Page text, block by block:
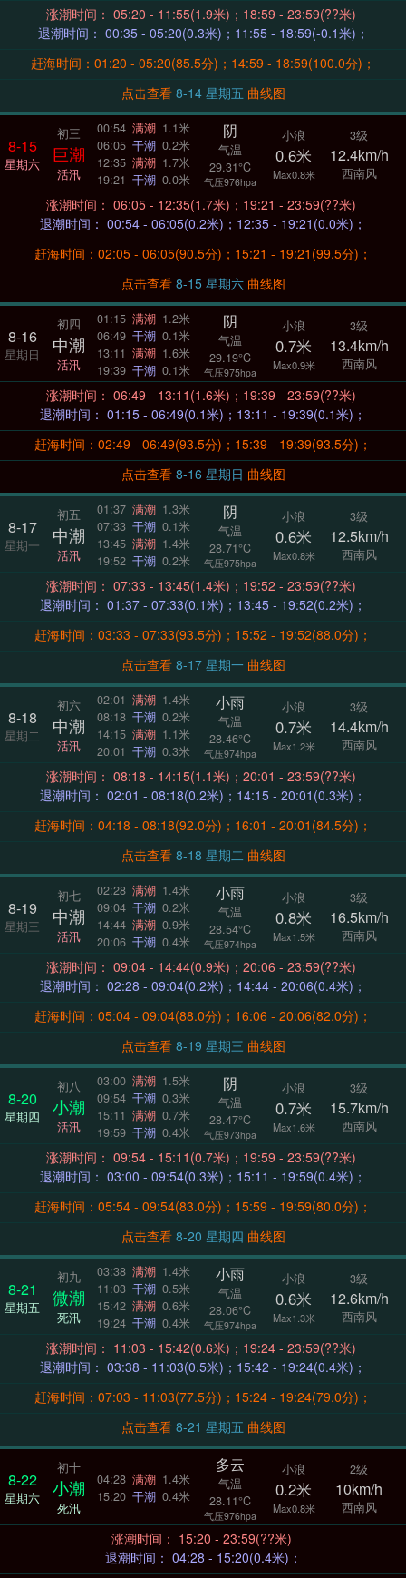
涨潮时间： 05:20 - 11:55(1.9米)；18:59 - 23:59(??米)
退潮时间： 00:35 - 05:20(0.3米)；11:55 - 18:59(-0.1米)；
赶海时间：01:20 - 05:20(85.5分)；14:59 - 18:59(100.0分)；
点击查看
8-14 星期五 曲线图
8-15
星期六
初三
巨潮
活汛
00:54 满潮 1.1米
06:05 干潮 0.2米
12:35 满潮 1.7米
19:21 干潮 0.0米
阴
气温
29.31°C
气压976hpa
小浪
0.6米
Max0.8米
3级
12.4km/h
西南风
涨潮时间： 06:05 - 12:35(1.7米)；19:21 - 23:59(??米)
退潮时间： 00:54 - 06:05(0.2米)；12:35 - 19:21(0.0米)；
赶海时间：02:05 - 06:05(90.5分)；15:21 - 19:21(99.5分)；
点击查看
8-15 星期六 曲线图
8-16
星期日
初四
中潮
活汛
01:15 满潮 1.2米
06:49 干潮 0.1米
13:11 满潮 1.6米
19:39 干潮 0.1米
阴
气温
29.19°C
气压975hpa
小浪
0.7米
Max0.9米
3级
13.4km/h
西南风
涨潮时间： 06:49 - 13:11(1.6米)；19:39 - 23:59(??米)
退潮时间： 01:15 - 06:49(0.1米)；13:11 - 19:39(0.1米)；
赶海时间：02:49 - 06:49(93.5分)；15:39 - 19:39(93.5分)；
点击查看
8-16 星期日 曲线图
8-17
星期一
初五
中潮
活汛
01:37 满潮 1.3米
07:33 干潮 0.1米
13:45 满潮 1.4米
19:52 干潮 0.2米
阴
气温
28.71°C
气压975hpa
小浪
0.6米
Max0.8米
3级
12.5km/h
西南风
涨潮时间： 07:33 - 13:45(1.4米)；19:52 - 23:59(??米)
退潮时间： 01:37 - 07:33(0.1米)；13:45 - 19:52(0.2米)；
赶海时间：03:33 - 07:33(93.5分)；15:52 - 19:52(88.0分)；
点击查看
8-17 星期一 曲线图
8-18
星期二
初六
中潮
活汛
02:01 满潮 1.4米
08:18 干潮 0.2米
14:15 满潮 1.1米
20:01 干潮 0.3米
小雨
气温
28.46°C
气压974hpa
小浪
0.7米
Max1.2米
3级
14.4km/h
西南风
涨潮时间： 08:18 - 14:15(1.1米)；20:01 - 23:59(??米)
退潮时间： 02:01 - 08:18(0.2米)；14:15 - 20:01(0.3米)；
赶海时间：04:18 - 08:18(92.0分)；16:01 - 20:01(84.5分)；
点击查看
8-18 星期二 曲线图
8-19
星期三
初七
中潮
活汛
02:28 满潮 1.4米
09:04 干潮 0.2米
14:44 满潮 0.9米
20:06 干潮 0.4米
小雨
气温
28.54°C
气压974hpa
小浪
0.8米
Max1.5米
3级
16.5km/h
西南风
涨潮时间： 09:04 - 14:44(0.9米)；20:06 - 23:59(??米)
退潮时间： 02:28 - 09:04(0.2米)；14:44 - 20:06(0.4米)；
赶海时间：05:04 - 09:04(88.0分)；16:06 - 20:06(82.0分)；
点击查看
8-19 星期三 曲线图
8-20
星期四
初八
小潮
活汛
03:00 满潮 1.5米
09:54 干潮 0.3米
15:11 满潮 0.7米
19:59 干潮 0.4米
阴
气温
28.47°C
气压973hpa
小浪
0.7米
Max1.6米
3级
15.7km/h
西南风
涨潮时间： 09:54 - 15:11(0.7米)；19:59 - 23:59(??米)
退潮时间： 03:00 - 09:54(0.3米)；15:11 - 19:59(0.4米)；
赶海时间：05:54 - 09:54(83.0分)；15:59 - 19:59(80.0分)；
点击查看
8-20 星期四 曲线图
8-21
星期五
初九
微潮
死汛
03:38 满潮 1.4米
11:03 干潮 0.5米
15:42 满潮 0.6米
19:24 干潮 0.4米
小雨
气温
28.06°C
气压974hpa
小浪
0.6米
Max1.3米
3级
12.6km/h
西南风
涨潮时间： 11:03 - 15:42(0.6米)；19:24 - 23:59(??米)
退潮时间： 03:38 - 11:03(0.5米)；15:42 - 19:24(0.4米)；
赶海时间：07:03 - 11:03(77.5分)；15:24 - 19:24(79.0分)；
点击查看
8-21 星期五 曲线图
8-22
星期六
初十
小潮
死汛
04:28 满潮 1.4米
15:20 干潮 0.4米
多云
气温
28.11°C
气压976hpa
小浪
0.2米
Max0.8米
2级
10km/h
西南风
涨潮时间： 15:20 - 23:59(??米)
退潮时间： 04:28 - 15:20(0.4米)；